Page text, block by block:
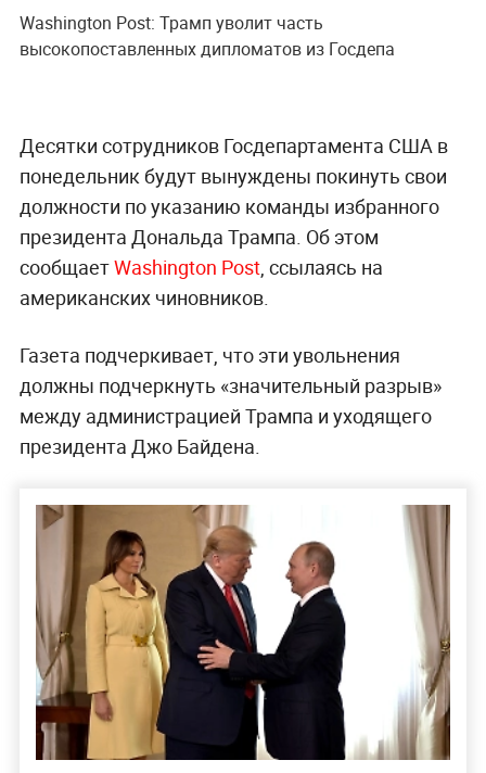
Washington Post: Трамп уволит часть
высокопоставленных дипломатов из Госдепа
Десятки сотрудников Госдепартамента США в
понедельник будут вынуждены покинуть свои
должности по указанию команды избранного
президента Дональда Трампа. Об этом
сообщаетWashington Post, ссылаясь на
американских чиновников.
Газета подчеркивает, что эти увольнения
должны подчеркнуть «значительный разрыв»
между администрацией Трампа и уходящего
президента Джо Байдена.